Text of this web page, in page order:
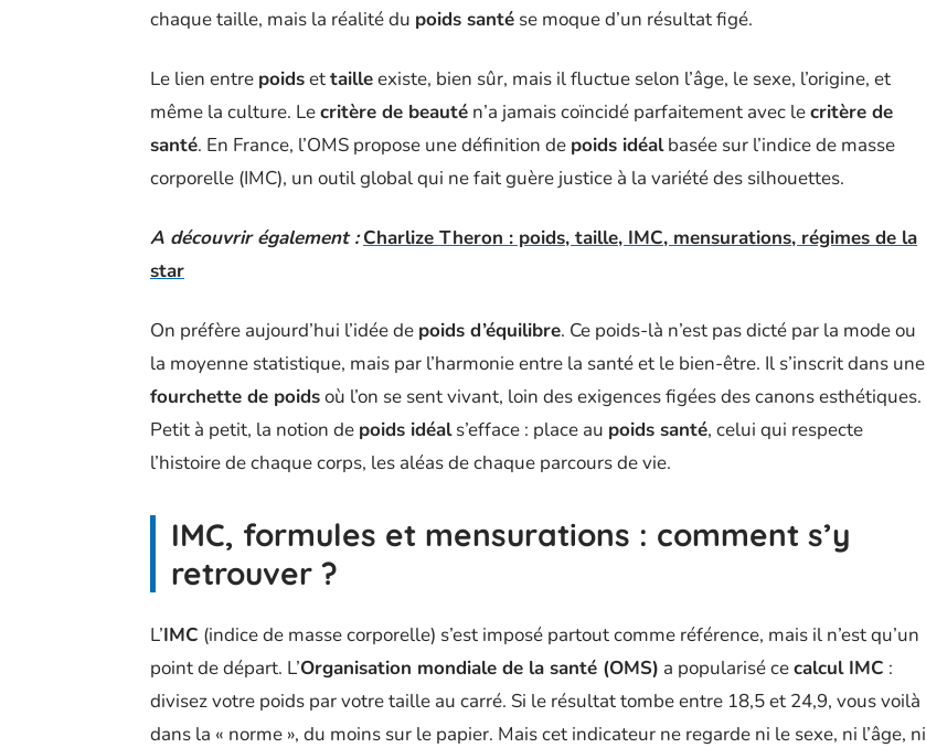
chaque taille, mais la réalité du poids santé se moque d’un résultat figé.
Le lien entre poidsettailleexiste, bien sûr, mais il fluctue selon l’âge, le sexe, l’origine, et
même la culture. Lecritère de beauté n’a jamais coïncidé parfaitement avec lecritère de
santé. En France, l’OMS propose une définition de poids idéalbasée sur l’indice de masse
corporelle (IMC), un outil global qui ne fait guère justice à la variété des silhouettes.
A découvrir également : Charlize Theron : poids, taille, IMC, mensurations, régimes de la
star
On préfère aujourd’hui l’idée de poids d’équilibre. Ce poids-là n’est pas dicté par la mode ou
la moyenne statistique, mais par l’harmonie entre la santé et le bien-être. Il s’inscrit dans une
fourchette de poidsoù l’on se sent vivant, loin des exigences figées des canons esthétiques.
Petit à petit, la notion de poids idéals’efface : place au poids santé, celui qui respecte
l’histoire de chaque corps, les aléas de chaque parcours de vie.
IMC, formules et mensurations : comment s’y
retrouver ?
L’IMC (indice de masse corporelle) s’est imposé partout comme référence, mais il n’est qu’un
point de départ. L’Organisation mondiale de la santé (OMS) a popularisé cecalcul IMC :
divisez votre poids par votre taille au carré. Si le résultat tombe entre 18,5 et 24,9, vous voilà
dans la « norme », du moins sur le papier. Mais cet indicateur ne regarde ni le sexe, ni l’âge, ni